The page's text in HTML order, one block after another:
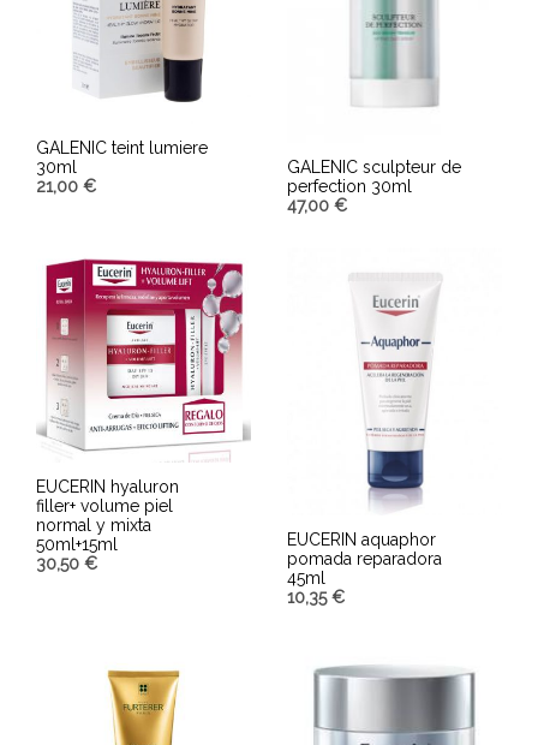
GALENIC teint lumiere
30ml
21,00 €
GALENIC sculpteur de
perfection 30ml
47,00 €
EUCERIN hyaluron
filler+ volume piel
normal y mixta
50ml+15ml
30,50 €
EUCERIN aquaphor
pomada reparadora
45ml
10,35€